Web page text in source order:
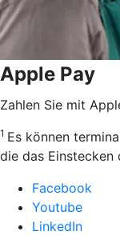
Apple Pay
Zahlen Sie mit
1 Es können
die das
Facebook
Youtube
LinkedIn